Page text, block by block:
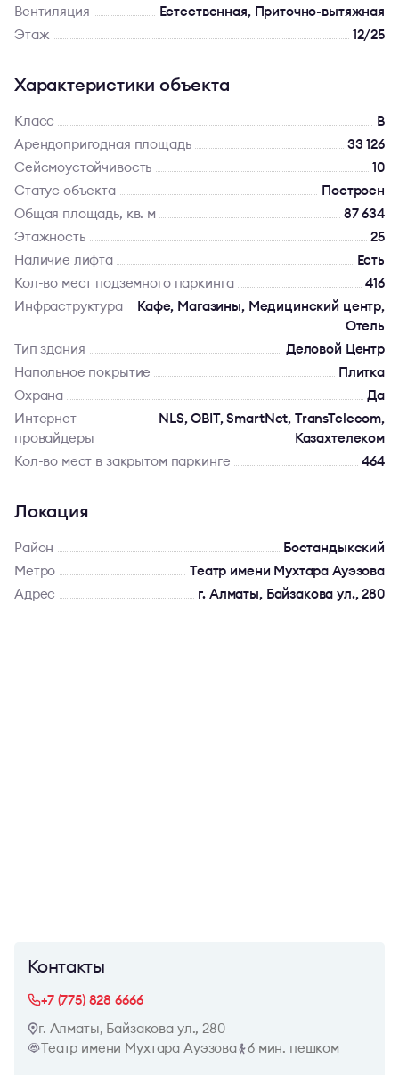
Вентиляция
Естественная, Приточно-вытяжная
Этаж
12/25
Характеристики объекта
Класс
B
Арендопригодная площадь
33 126
Сейсмоустойчивость
10
Статус объекта
Построен
Общая площадь, кв. м
87 634
Этажность
25
Наличие лифта
Есть
Кол-во мест подземного паркинга
416
Инфраструктура
Кафе, Магазины, Медицинский центр,
Отель
Тип здания
Деловой Центр
Напольное покрытие
Плитка
Охрана
Да
Интернет-
провайдеры
NLS, OBIT, SmartNet, TransTelecom,
Казахтелеком
Кол-во мест в закрытом паркинге
464
Локация
Район
Бостандыкский
Метро
Театр имени Мухтара Ауэзова
Адрес
г. Алматы, Байзакова ул., 280
Контакты
+7 (775) 828 6666
г. Алматы, Байзакова ул., 280
Театр имени Мухтара Ауэзова
6 мин. пешком